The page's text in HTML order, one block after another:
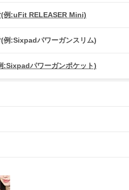
(例:uFit RELEASER Mini)
例:Sixpadパワーガンスリム)
:Sixpadパワーガンポケット)